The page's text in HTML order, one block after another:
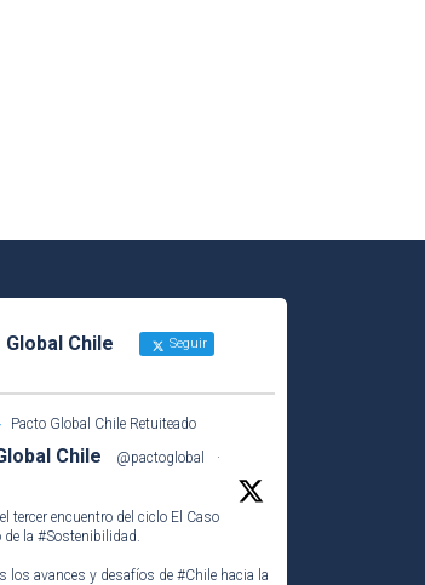
Chile Seguir
Pacto Global Chile Retuiteado
Chile @pactoglobal
·
tercer encuentro del ciclo El Caso
de la #Sostenibilidad
los avances y desafíos de #Chile hacia la